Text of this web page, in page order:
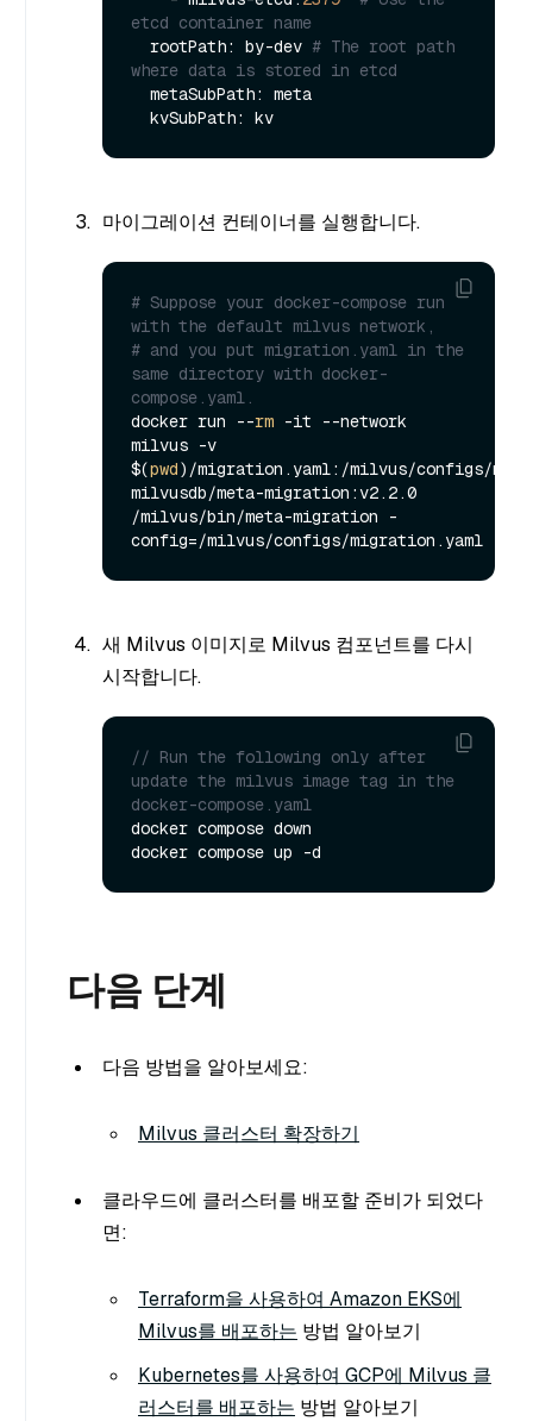
etcd container name
  rootPath: by-dev
# The root path
where data is stored in etcd
마이그레이션 컨테이너를 실행합니다.
# Suppose your docker-compose run
with the default milvus network,
# and you put migration.yaml in the
same directory with docker-
compose.yaml.
docker run --rm -it --network
milvus -v
$(pwd)/migration.yaml:/milvus/configs/
milvusdb/meta-migration:v2.2.0
/milvus/bin/meta-migration -
새 Milvus 이미지로 Milvus 컴포넌트를 다시
시작합니다.
// Run the following only after
update the milvus image tag in the
docker-compose.yaml
docker compose down
다음 단계
다음 방법을 알아보세요:
Milvus 클러스터 확장하기
클라우드에 클러스터를 배포할 준비가 되었다
면:
Terraform을 사용하여 Amazon EKS에
Milvus를 배포하는 방법 알아보기
Kubernetes를 사용하여 GCP에 Milvus 클
러스터를 배포하는 방법 알아보기